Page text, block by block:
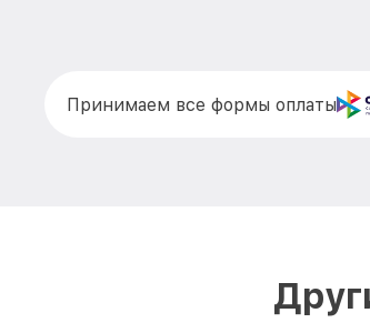
Принимаем все формы оплаты